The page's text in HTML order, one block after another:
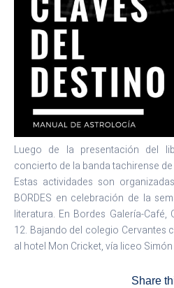
Luego de la presentación del
concierto de la banda tachirense
Estas actividades son
BORDES en celebración de la
literatura. En Bordes Galería-
12. Bajando del colegio Cervantes
al hotel Mon Cricket, vía liceo
Share